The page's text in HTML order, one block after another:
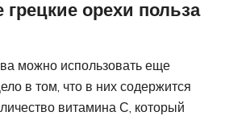
орехи польза
можно использовать еще
в том, что в них содержится
витамина С, который